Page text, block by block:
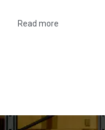
Read more